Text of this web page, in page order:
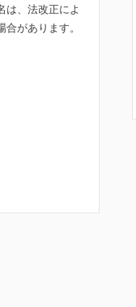
は、法改正によ
合があります。